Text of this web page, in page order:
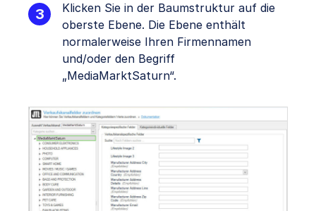
Klicken Sie in der Baumstruktur auf die
oberste Ebene. Die Ebene enthält
normalerweise Ihren Firmennamen
und/oder den Begriff
„MediaMarktSaturn“.